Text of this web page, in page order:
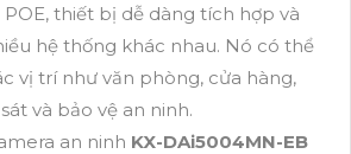
thiết bị dễ dàng tích hợp và
hệ thống khác nhau. Nó có thể
vị trí như văn phòng, cửa hàng,
và bảo vệ an ninh.
an ninh KX-DAi5004MN-EB